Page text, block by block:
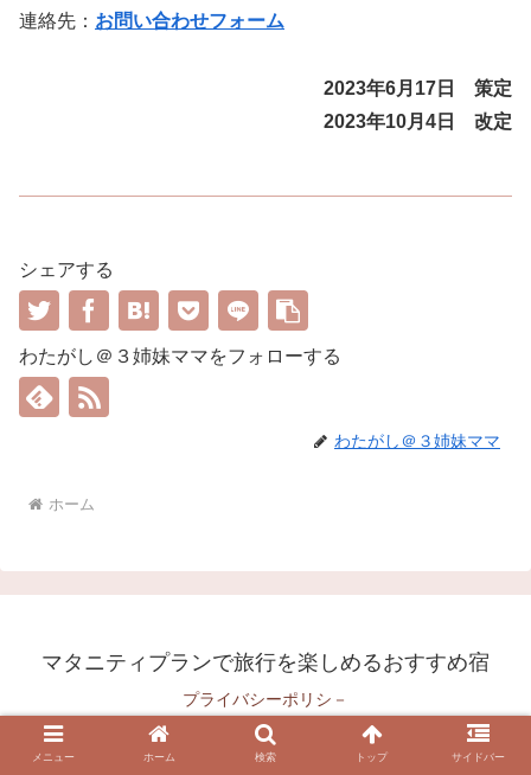
連絡先： お問い合わせフォーム
2023年6月17日
策定
2023年10月4日 改定
シェアする
わたがし＠３姉妹ママをフォローする
わたがし＠３姉妹ママ
ホーム
マタニティプランで旅行を楽しめるおすすめ宿
プライバシーポリシ－
© 2023-2026 マタニティプランで旅行を楽しめるおすすめ宿.
メニュー ホーム 検索 トップ サイドバー